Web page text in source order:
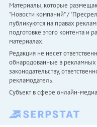
Материалы, которые
"Новости компаний" /
публикуются на правах
подготовке этого контента и
материалах.
Редакция не несет
обнародованные в рекламных
законодательству,
рекламодатель.
Субъект в сфере онлайн-